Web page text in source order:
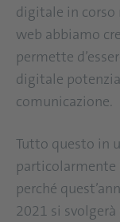
digitale in
web abbiamo
permette
digitale
comunicazione.
Tutto questo in
perché
2021 si